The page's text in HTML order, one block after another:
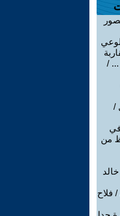
/
/
في
من
فلاح